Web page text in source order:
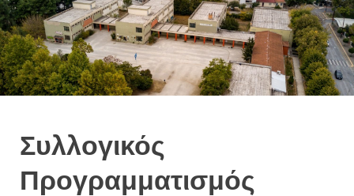
Συλλογικός
Προγραμματισμός